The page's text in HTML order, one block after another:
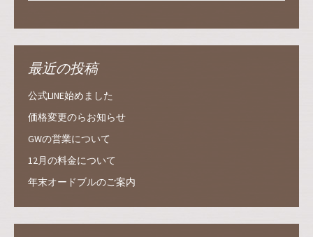
最近の投稿
公式LINE始めました
価格変更のらお知らせ
GWの営業について
12月の料金について
年末オードブルのご案内